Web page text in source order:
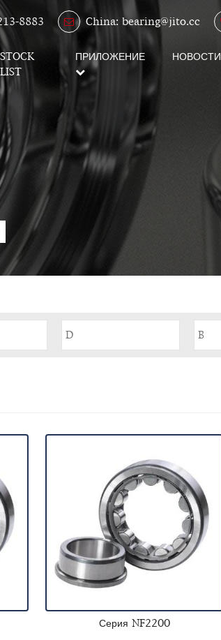
8883 China: bearing@jito.cc
STOCK
LIST
ПРИЛОЖЕНИЕ НОВОСТИ
Серия NF2200